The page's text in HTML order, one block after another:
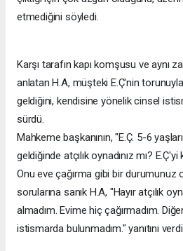
etmediğini söyledi.
Karşı tarafın kapı komşusu ve aynı
anlatan H.A, müşteki E.Ç'nin
geldiğini, kendisine yönelik cinsel
sürdü.
Mahkeme başkanının, "E.Ç. 5-6
geldiğinde atçılık oynadınız mı? E.Ç'yi
Onu eve çağırma gibi bir durumunuz
sorularına sanık H.A, "Hayır atçılık
almadım. Evime hiç çağırmadım.
istismarda bulunmadım." yanıtını